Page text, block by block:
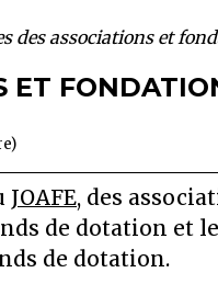
des associations et
ET
JOAFE, des
de dotation et
de dotation.